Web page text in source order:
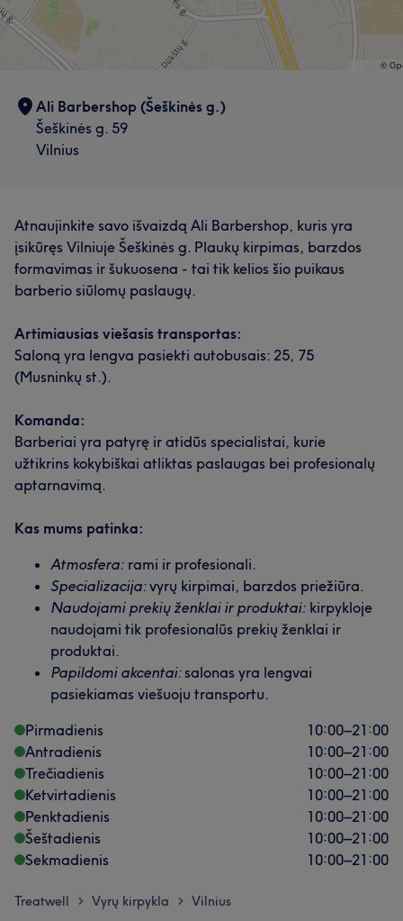
Mūsų klientų nuomonė apie darbuotoją: Master
Išmanantis darbą 13 Profesionalus
Aukštos kvalifikacijos
Malonus 8 Profesionalus 7 Rūpestingas 6
Mūsų klientų nuomonė apie darbuotoją: Master
Aukštos kvalifikacijos
13
Darbų galerija
Ali Barbershop (Šeškinės g.)
Šeškinės g. 59
Vilnius
Atnaujinkite savo išvaizdą Ali Barbershop, kuris yra
įsikūręs Vilniuje Šeškinės g. Plaukų kirpimas, barzdos
formavimas ir šukuosena - tai tik kelios šio puikaus
barberio siūlomų paslaugų.
Artimiausias viešasis transportas:
Saloną yra lengva pasiekti autobusais: 25, 75
(Musninkų st.).
Komanda:
Barberiai yra patyrę ir atidūs specialistai, kurie
užtikrins kokybiškai atliktas paslaugas bei profesionalų
aptarnavimą.
Kas mums patinka:
Atmosfera: rami ir profesionali.
Specializacija:vyrų kirpimai, barzdos priežiūra.
Naudojami prekių ženklai ir produktai: kirpykloje
naudojami tik profesionalūs prekių ženklai ir
produktai.
Papildomi akcentai: salonas yra lengvai
pasiekiamas viešuoju transportu.
Pirmadienis
10:00–21:00
Antradienis
10:00–21:00
Trečiadienis
10:00–21:00
Ketvirtadienis
10:00–21:00
Penktadienis
10:00–21:00
Šeštadienis
10:00–21:00
Sekmadienis
10:00–21:00
Treatwell > Vyrų kirpykla > Vilnius